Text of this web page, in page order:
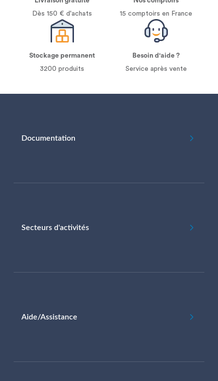
Dès 150 € d'achats
15 comptoirs en France
Stockage permanent
3200 produits
Besoin d'aide ?
Service après vente
Documentation
Secteurs d'activités
Aide/Assistance